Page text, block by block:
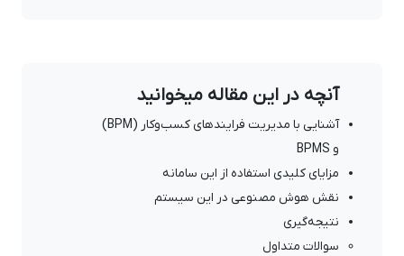
آنچه در این مقاله میخوانید
آشنایی با مدیریت فرایندهای کسب‌وکار (BPM)
و BPMS
مزایای کلیدی استفاده از این سامانه
نقش هوش مصنوعی در این سیستم
نتیجه‌گیری
سوالات متداول